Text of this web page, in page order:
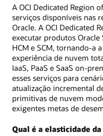
A OCI Dedicated Region
serviços disponíveis nas
Oracle. A OCI Dedicated
executar produtos Oracle
HCM e SCM, tornando-a
experiência de nuvem
IaaS, PaaS e SaaS on-
esses serviços para
atualização incremental
primitivas de nuvem
exigentes metas de
Qual é a elasticidade